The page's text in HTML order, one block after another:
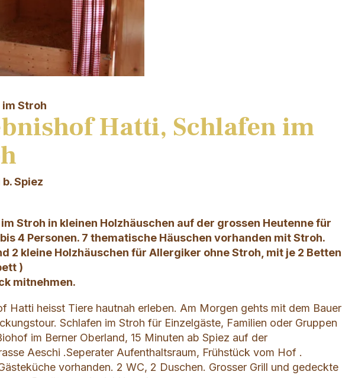
Stroh
Hatti, Schlafen im
Spiez
Stroh in kleinen Holzhäuschen auf der grossen Heutenne für
4 Personen. 7 thematische Häuschen vorhanden mit Stroh.
2 kleine Holzhäuschen für Allergiker ohne Stroh, mit je 2 Betten
)
mitnehmen.
Hatti heisst Tiere hautnah erleben. Am Morgen gehts mit dem Bauer
Schlafen im Stroh für Einzelgäste, Familien oder Gruppen
im Berner Oberland, 15 Minuten ab Spiez auf der
Aeschi .Seperater Aufenthaltsraum, Frühstück vom Hof .
vorhanden. 2 WC, 2 Duschen. Grosser Grill und gedeckte